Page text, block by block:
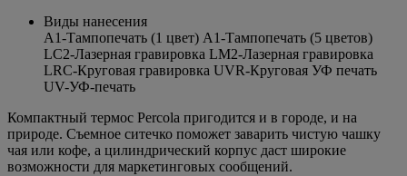
Виды нанесения
A1-Тампопечать (1 цвет) A1-Тампопечать (5 цветов)
LC2-Лазерная гравировка LM2-Лазерная гравировка
LRC-Круговая гравировка UVR-Круговая УФ печать
UV-УФ-печать
Компактный термос Percola пригодится и в городе, и на
природе. Съемное ситечко поможет заварить чистую чашку
чая или кофе, а цилиндрический корпус даст широкие
возможности для маркетинговых сообщений.